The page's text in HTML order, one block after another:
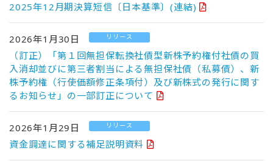
2025年12月期決算短信〔日本基準〕(連結)
2026年1月30日 リリース
（訂正）「第１回無担保転換社債型新株予約権付社債の買
入消却並びに第三者割当による無担保社債（私募債）、新
株予約権（行使価額修正条項付）及び新株式の発行に関す
るお知らせ」の一部訂正について
2026年1月29日 リリース
資金調達に関する補足説明資料